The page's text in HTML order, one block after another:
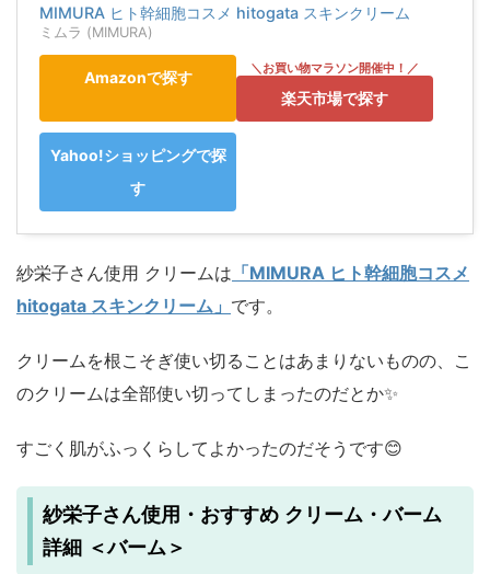
MIMURA ヒト幹細胞コスメ hitogata スキンクリーム
ミムラ (MIMURA)
Amazonで探す
楽天市場で探す
Yahoo!ショッピングで探
す
紗栄子さん使用 クリームは 「MIMURA ヒト幹細胞コスメ
hitogata スキンクリーム」 です。
クリームを根こそぎ使い切ることはあまりないものの、こ
のクリームは全部使い切ってしまったのだとか✨
すごく肌がふっくらしてよかったのだそうです😊
紗栄子さん使用・おすすめ クリーム・バーム
詳細 ＜バーム＞